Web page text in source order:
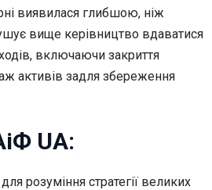
виявилася глибшою, ніж
вище керівництво вдаватися
включаючи закриття
активів задля збереження
UA:
розуміння стратегії великих